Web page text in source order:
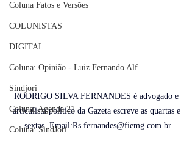
Coluna Fatos e Versões
COLUNISTAS
DIGITAL
Coluna: Opinião - Luiz Fernando Alf
Sindjori
Coluna: Agenda 21
Coluna: SindJori
RODRIGO SILVA FERNANDES é advogado e
articulista político da Gazeta escreve as quartas e
sextas. Email :Rs.fernandes@fiemg.com.br